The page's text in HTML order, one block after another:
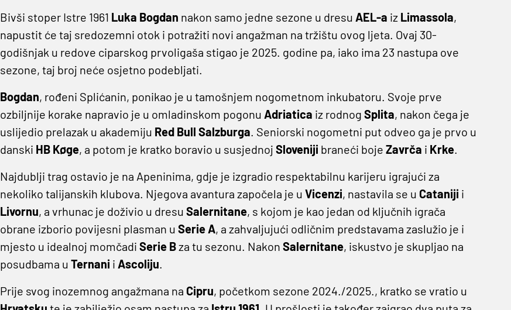
Bivši stoper Istre 1961 Luka Bogdan nakon samo jedne sezone u dresu AEL-a iz Limassola,
napustit će taj sredozemni otok i potražiti novi angažman na tržištu ovog ljeta. Ovaj 30-
godišnjak u redove ciparskog prvoligaša stigao je 2025. godine pa, iako ima 23 nastupa ove
sezone, taj broj neće osjetno podebljati.
Bogdan, rođeni Splićanin, ponikao je u tamošnjem nogometnom inkubatoru. Svoje prve
ozbiljnije korake napravio je u omladinskom pogonu Adriatica iz rodnog Splita, nakon čega je
uslijedio prelazak u akademiju Red Bull Salzburga . Seniorski nogometni put odveo ga je prvo u
danski HB Køge, a potom je kratko boravio u susjednoj Sloveniji braneći boje Zavrča i Krke.
Najdublji trag ostavio je na Apeninima, gdje je izgradio respektabilnu karijeru igrajući za
nekoliko talijanskih klubova. Njegova avantura započela je u Vicenzi, nastavila se u Cataniji i
Livornu, a vrhunac je doživio u dresu Salernitane, s kojom je kao jedan od ključnih igrača
obrane izborio povijesni plasman u Serie A, a zahvaljujući odličnim predstavama zaslužio je i
mjesto u idealnoj momčadi Serie Bza tu sezonu. Nakon Salernitane, iskustvo je skupljao na
posudbama u Ternani i Ascoliju
Prije svog inozemnog angažmana na Cipru, početkom sezone 2024./2025., kratko se vratio u